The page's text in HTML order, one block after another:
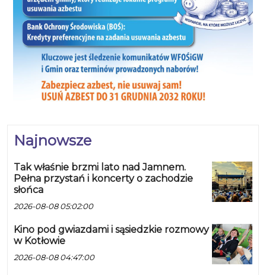
Najnowsze
Tak właśnie brzmi lato nad Jamnem.
Pełna przystań i koncerty o zachodzie
słońca
2026-08-08 05:02:00
Kino pod gwiazdami i sąsiedzkie rozmowy
w Kotłowie
2026-08-08 04:47:00